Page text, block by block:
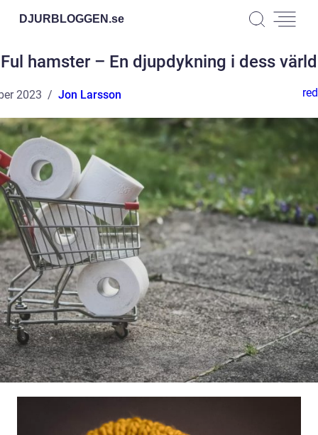
DJURBLOGGEN.se
Ful hamster – En djupdykning i dess värld
2023 Jon Larsson